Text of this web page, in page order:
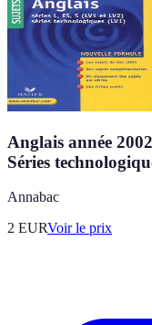
Anglais année
Séries
Annabac
2 EURVoir le prix